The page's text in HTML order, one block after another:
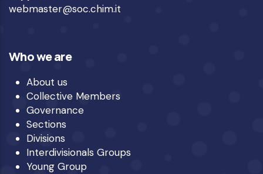
webmaster@soc.chim.it
Who we are
About us
Collective Members
Governance
Sections
Divisions
Interdivisionals Groups
Young Group